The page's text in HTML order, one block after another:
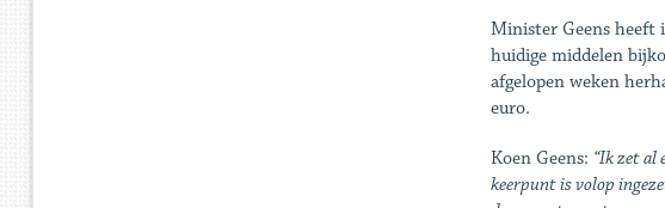
Minister Geens heeft
huidige middelen
afgelopen weken
euro.
Koen Geens: “Ik zet al
keerpunt is volop